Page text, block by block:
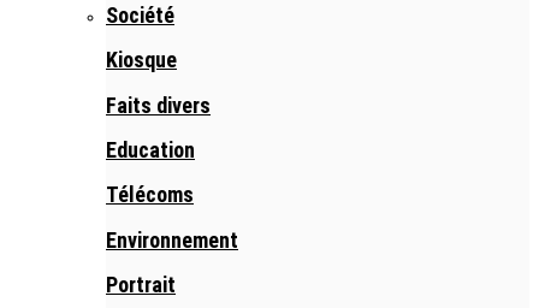
Société
Kiosque
Faits divers
Education
Télécoms
Environnement
Portrait